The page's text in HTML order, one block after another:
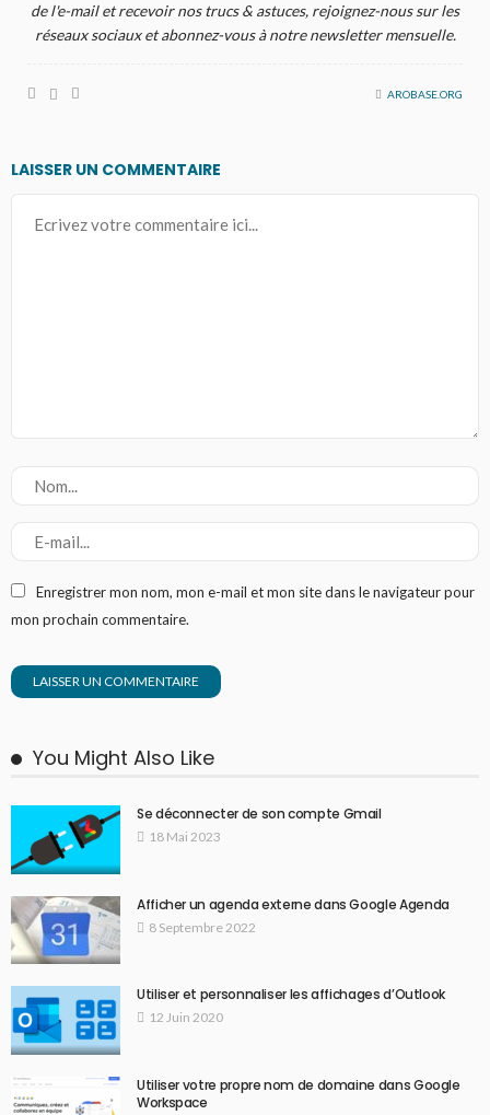
de l'e-mail et recevoir nos trucs & astuces, rejoignez-nous sur les
réseaux sociaux et abonnez-vous à notre newsletter mensuelle.
AROBASE.ORG
LAISSER UN COMMENTAIRE
Enregistrer mon nom, mon e-mail et mon site dans le navigateur pour
mon prochain commentaire.
You Might Also Like
Se déconnecter de son compte Gmail
18 Mai 2023
Afficher un agenda externe dans Google Agenda
8 Septembre 2022
Utiliser et personnaliser les affichages d’Outlook
12 Juin 2020
Utiliser votre propre nom de domaine dans Google
Workspace